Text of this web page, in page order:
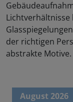
Lichtverhältnisse
der richtigen
abstrakte Motive.
August 2026